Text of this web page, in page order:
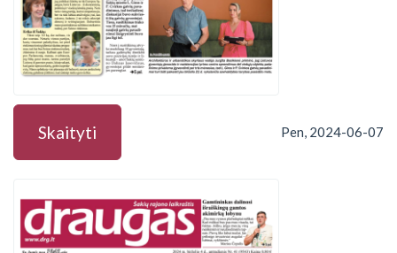
Skaityti Pen, 2024-06-07